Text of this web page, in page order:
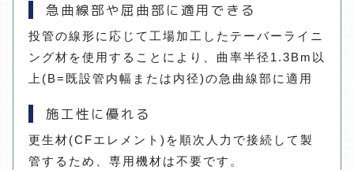
急曲線部や屈曲部に適用できる
投管の線形に応じて工場加工したテーバーライニ
ング材を使用することにより、曲率半径1.3Bm以
上(B=既設管内幅または内径)の急曲線部に適用
施工性に優れる
更生材(CFエレメント)を順次人力で接続して製
管するため、専用機材は不要です。